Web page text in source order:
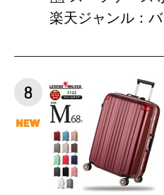
楽天ジャンル：
8